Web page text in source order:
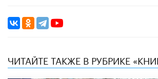
ЧИТАЙТЕ ТАКЖЕ В РУБРИКЕ